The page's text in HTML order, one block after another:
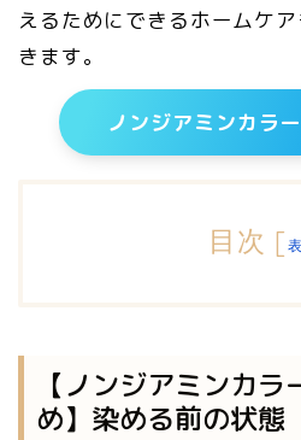
えるためにできるホームケ
きます。
ノンジアミンカラ
目次 [
【ノンジアミンカ
め】染める前の状態